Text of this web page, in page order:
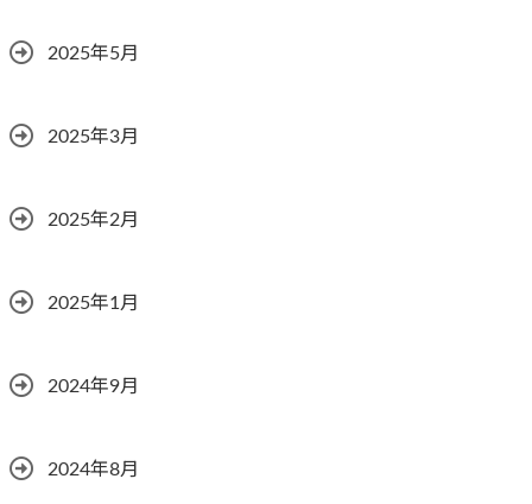
2025年5月
2025年3月
2025年2月
2025年1月
2024年9月
2024年8月